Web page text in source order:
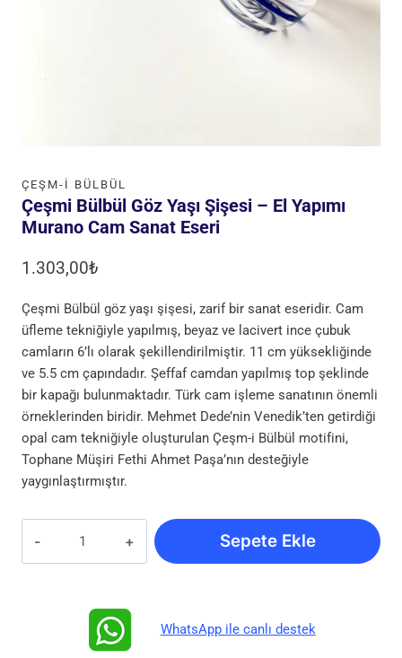
ÇEŞM-I BÜLBÜL
Çeşmi Bülbül Göz Yaşı Şişesi – El Yapımı
Murano Cam Sanat Eseri
1.303,00₺
Çeşmi Bülbül göz yaşı şişesi, zarif bir sanat eseridir. Cam
üfleme tekniğiyle yapılmış, beyaz ve lacivert ince çubuk
camların 6’lı olarak şekillendirilmiştir. 11 cm yüksekliğinde
ve 5.5 cm çapındadır. Şeffaf camdan yapılmış top şeklinde
bir kapağı bulunmaktadır. Türk cam işleme sanatının önemli
örneklerinden biridir. Mehmet Dede’nin Venedik’ten getirdiği
opal cam tekniğiyle oluşturulan Çeşm-i Bülbül motifini,
Tophane Müşiri Fethi Ahmet Paşa’nın desteğiyle
yaygınlaştırmıştır.
Sepete Ekle
WhatsApp ile canlı destek